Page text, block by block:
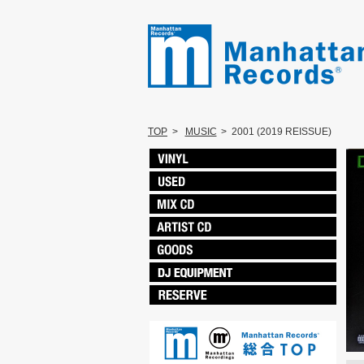
TOP > MUSIC > 2001 (2019 REISSUE)